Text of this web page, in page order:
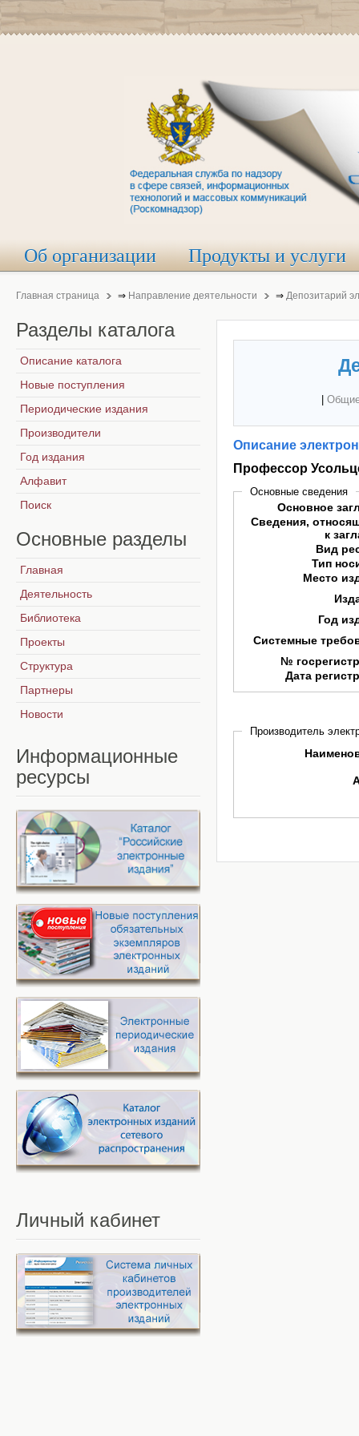
Об организации Продукты и услуги
Главная страница ⇒ Направление деятельности ⇒ Депозитарий
Описание
Профессор
Основные сведения
Основное
Сведения,
к
Вид
Тип
Место
Год
Системные
№
Дата
Производитель
Разделы каталога
Описание каталога
Новые поступления
Периодические издания
Производители
Год издания
Алфавит
Поиск
Основные разделы
Главная
Деятельность
Библиотека
Проекты
Структура
Партнеры
Новости
Информационные
ресурсы
Личный кабинет